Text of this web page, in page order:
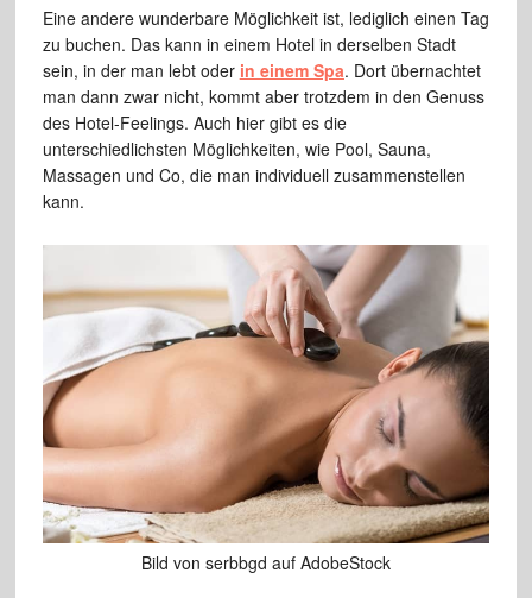
Eine andere wunderbare Möglichkeit ist, lediglich einen Tag
zu buchen. Das kann in einem Hotel in derselben Stadt
sein, in der man lebt oder in einem Spa. Dort übernachtet
man dann zwar nicht, kommt aber trotzdem in den Genuss
des Hotel-Feelings. Auch hier gibt es die
unterschiedlichsten Möglichkeiten, wie Pool, Sauna,
Massagen und Co, die man individuell zusammenstellen
kann.
Bild von serbbgd auf AdobeStock